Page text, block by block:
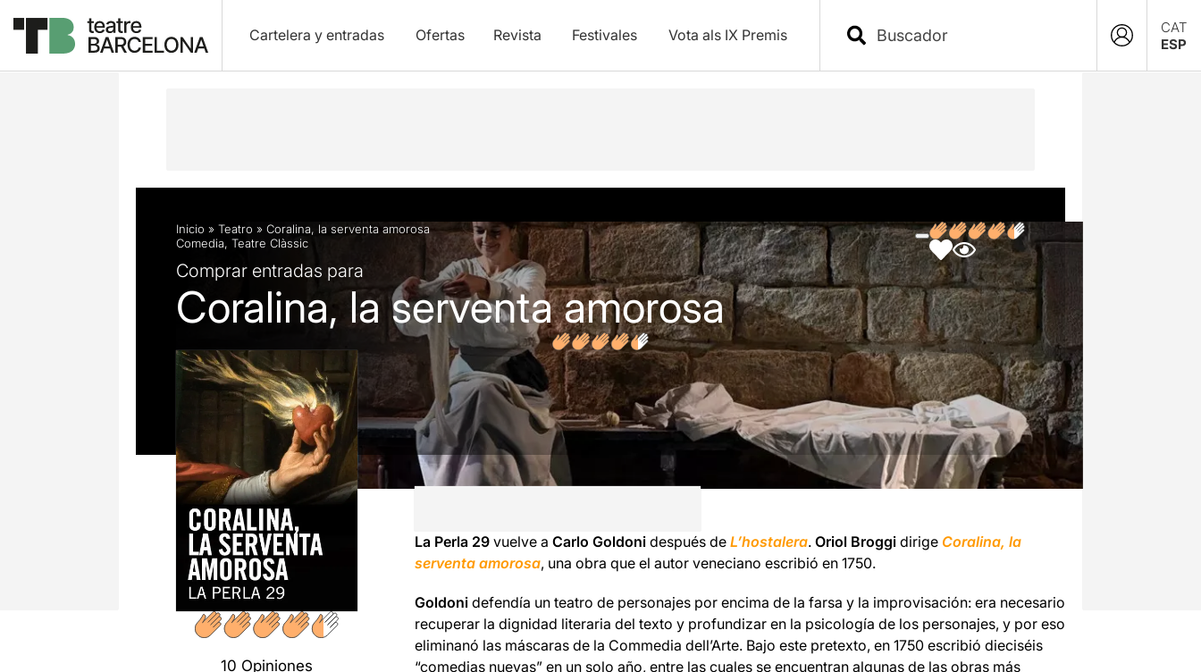
Cartelera y entradas Ofertas Revista Festivales Vota als IX Premis
CAT
ESP
Descripción Ficha artística Fotos y vídeos Opiniones Artículos
Inicio » Teatro » Coralina, la serventa amorosa
Comedia, Teatre Clàssic
Comprar entradas para
Coralina, la serventa amorosa
10 Opiniones
La Perla 29vuelve a Carlo Goldonidespués de L’hostalera. Oriol Broggidirige Coralina, la
serventa amorosa, una obra que el autor veneciano escribió en 1750.
Goldonidefendía un teatro de personajes por encima de la farsa y la improvisación: era necesario
recuperar la dignidad literaria del texto y profundizar en la psicología de los personajes, y por eso
eliminanó las máscaras de la Commedia dell’Arte. Bajo este pretexto, en 1750 escribió dieciséis
“comedias nuevas” en un solo año, entre las cuales se encuentran algunas de las obras más